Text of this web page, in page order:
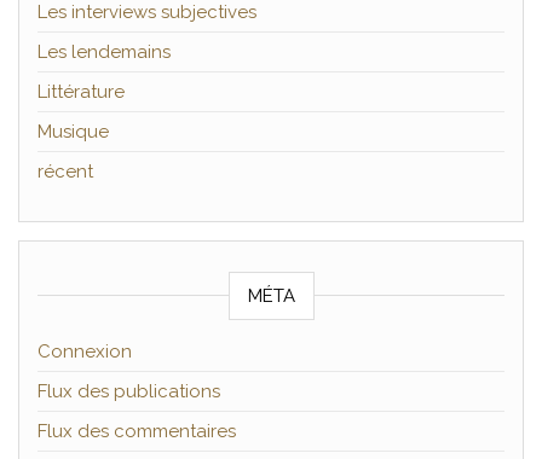
Les interviews subjectives
Les lendemains
Littérature
Musique
récent
MÉTA
Connexion
Flux des publications
Flux des commentaires